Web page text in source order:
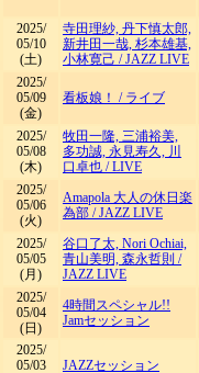
2025/
05/10
(土)
寺田理紗, 丹下慎太郎,
新井田一哉, 杉本雄基,
小林寛己 /JAZZ LIVE
2025/
05/09
(金)
看板娘！ / ライブ
2025/
05/08
(木)
牧田一隆, 三浦裕美,
多功誠, 永見寿久, 川
口卓也 /LIVE
2025/
05/06
(火)
Amapola 大人の休日楽
為部 /JAZZ LIVE
2025/
05/05
(月)
谷口了太, Nori Ochiai,
青山美明, 森永哲則 /
JAZZ LIVE
2025/
05/04
(日)
4時間スペシャル!!
Jamセッション
2025/
05/03
JAZZセッション